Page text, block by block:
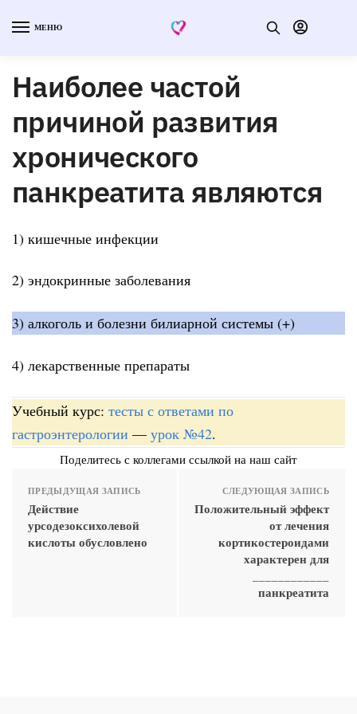
МЕНЮ
Наиболее частой
причиной развития
хронического
панкреатита являются
1) кишечные инфекции
2) эндокринные заболевания
3) алкоголь и болезни билиарной системы (+)
4) лекарственные препараты
Учебный курс: тесты с ответами по
гастроэнтерологии — урок №42.
Поделитесь с коллегами ссылкой на наш сайт
ПРЕДЫДУЩАЯ ЗАПИСЬ
Действие
урсодезоксихолевой
кислоты обусловлено
СЛЕДУЮЩАЯ ЗАПИСЬ
Положительный эффект
от лечения
кортикостероидами
характерен для
панкреатита